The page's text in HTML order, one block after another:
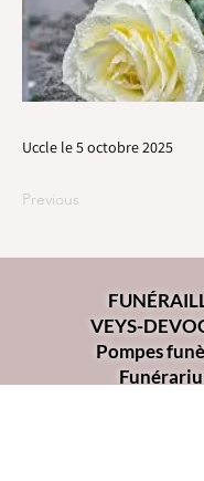
Uccle le 5 octobre 2025
Previous
VEYS-
Pompes